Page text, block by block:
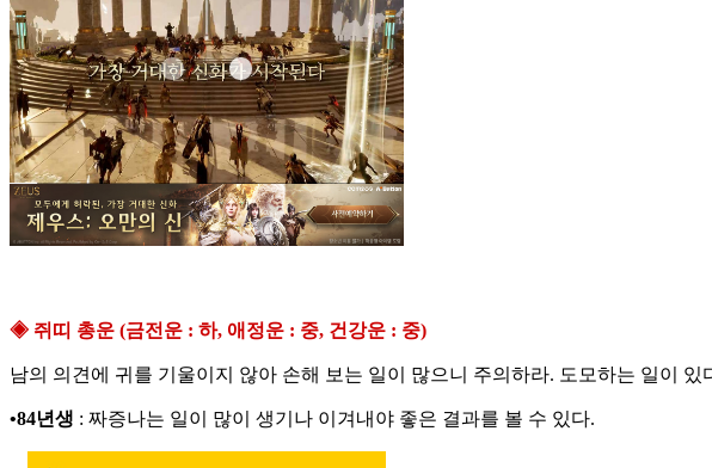
◈ 쥐띠 총운 (금전운 : 하, 애정운 : 중, 건강운 : 중)
남의 의견에 귀를 기울이지 않아 손해 보는 일이 많으니 주의하라. 도모하는 일이
•84년생 : 짜증나는 일이 많이 생기나 이겨내야 좋은 결과를 볼 수 있다.